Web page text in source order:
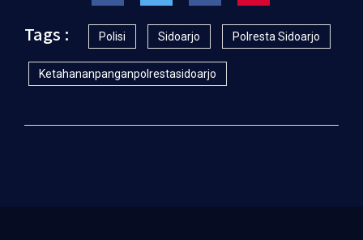
Tags :
Polisi Sidoarjo Polresta Sidoarjo
Ketahananpanganpolrestasidoarjo